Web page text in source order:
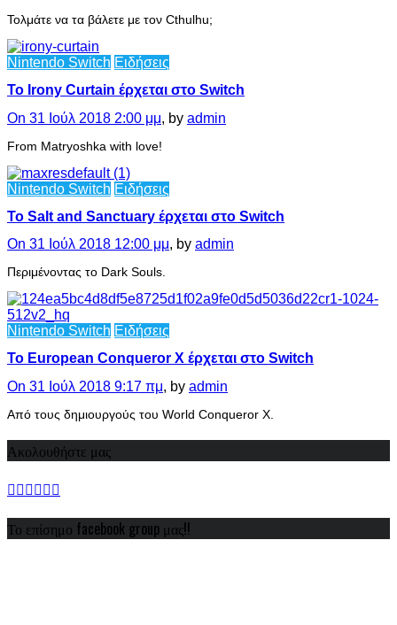
Τολμάτε να τα βάλετε με τον Cthulhu;
Nintendo Switch Ειδήσεις
Το Irony Curtain έρχεται στο Switch
On 31 Ιούλ 2018 2:00 μμ, by admin
From Matryoshka with love!
Nintendo Switch Ειδήσεις
Το Salt and Sanctuary έρχεται στο Switch
On 31 Ιούλ 2018 12:00 μμ, by admin
Περιμένοντας το Dark Souls.
Nintendo Switch Ειδήσεις
Το European Conqueror X έρχεται στο Switch
On 31 Ιούλ 2018 9:17 πμ, by admin
Από τους δημιουργούς του World Conqueror X.
Ακολουθήστε μας
Το επίσημο facebook group μας!!